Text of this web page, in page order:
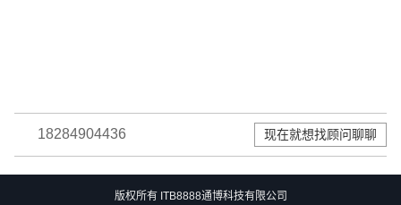
18284904436 现在就想找顾问聊聊
版权所有 ITB8888通博科技有限公司